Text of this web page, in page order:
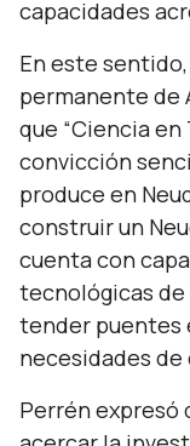
capacidades
En este
permanente de
que “Ciencia
convicción
produce en
construir un
cuenta con
tecnológicas de
tender puentes
necesidades de
Perrén expresó